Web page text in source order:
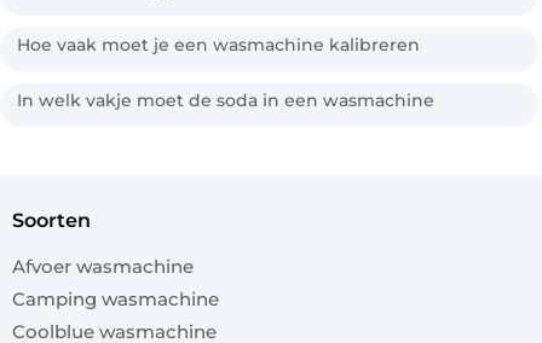
Hoe vaak moet je een wasmachine kalibreren
In welk vakje moet de soda in een wasmachine
soorten
Afvoer wasmachine
Camping wasmachine
Coolblue wasmachine